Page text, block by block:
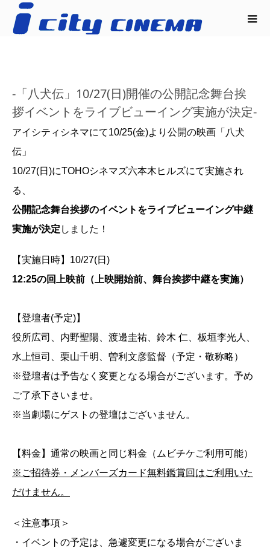
-「八犬伝」10/27(日)開催の公開記念舞台挨
拶イベントをライブビューイング実施が決定-
アイシティシネマにて10/25(金)より公開の映画「八犬
伝」
10/27(日)にTOHOシネマズ六本木ヒルズにて実施され
る、
公開記念舞台挨拶のイベントをライブビューイング中継
実施が決定 しました！
【実施日時】10/27(日)
12:25の回上映前（上映開始前、舞台挨拶中継を実施）
【登壇者(予定)】
役所広司、内野聖陽、渡邊圭祐、鈴木 仁、板垣李光人、
水上恒司、栗山千明、曽利文彦監督（予定・敬称略）
※登壇者は予告なく変更となる場合がございます。予め
ご了承下さいませ。
※当劇場にゲストの登壇はございません。
【料金】通常の映画と同じ料金（ムビチケご利用可能）
※ご招待券・メンバーズカード無料鑑賞回はご利用いた
だけません。
＜注意事項＞
・イベントの予定は、急遽変更になる場合がございま